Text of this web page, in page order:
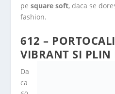
pesquare soft, daca se
fashion.
612 –
VIBRANT SI PLIN
Da
ca